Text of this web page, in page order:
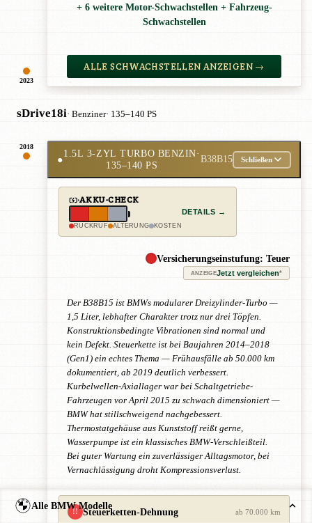
2023
+ 6 weitere Motor-Schwachstellen + Fahrzeug-
Schwachstellen
ALLE SCHWACHSTELLEN ANZEIGEN →
sDrive18i· Benziner· 135–140 PS
2018
●
1.5L 3-ZYL TURBO BENZIN·
135–140 PS
B38B15 Schließen
AKKU-CHECK
RÜCKRUF ALTERUNG KOSTEN
DETAILS →
Versicherungseinstufung: Teuer
ANZEIGEJetzt vergleichen*
Der B38B15 ist BMWs modularer Dreizylinder-Turbo —
1,5 Liter, lebhafter Charakter trotz nur drei Töpfen.
Konstruktionsbedingte Vibrationen sind normal und
kein Defekt. Steuerkette ist bei Baujahren 2014–2018
(Gen1) ein echtes Thema — Frühausfälle ab 50.000 km
dokumentiert, ab 2019 deutlich verbessert.
Kurbelwellen-Axiallager war bei Schaltgetriebe-
Fahrzeugen vor April 2015 zu schwach dimensioniert —
BMW hat stillschweigend nachgebessert.
Thermostatgehäuse aus Kunststoff reißt gerne,
Wasserpumpe ist ein klassisches BMW-Verschleißteil.
Bei guter Wartung ein zuverlässiger Alltagsmotor, bei
Vernachlässigung droht Kompressionsverlust.
!! Steuerketten-Dehnung ab 70.000 km
Alle BMW Modelle